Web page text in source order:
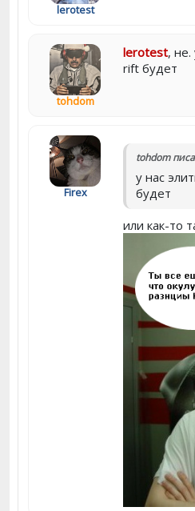
lerotest
tohdom
lerotest, не.
rift будет
Firex
tohdom
у нас
будет
или как-то